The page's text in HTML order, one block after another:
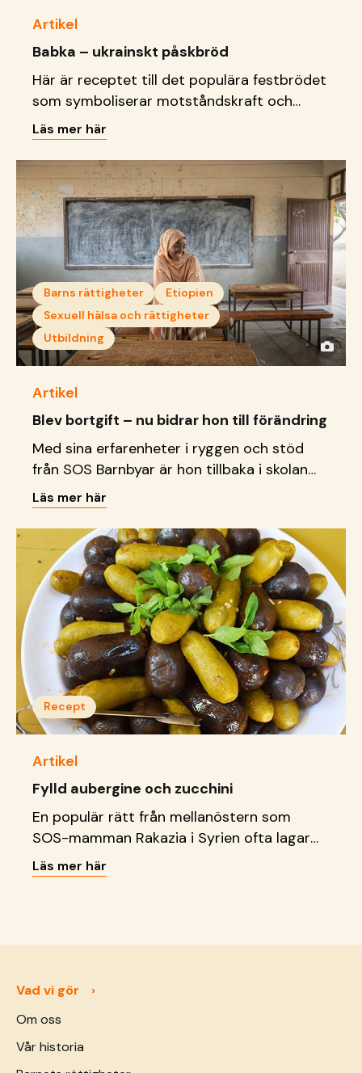
Artikel
Babka – ukrainskt påskbröd
Här är receptet till det populära festbrödet
som symboliserar motståndskraft och
samlar ukrainska familjer till påsk.
Läs mer här
Barns rättigheter
Etiopien
Sexuell hälsa och rättigheter
Utbildning
Artikel
Blev bortgift – nu bidrar hon till förändring
Med sina erfarenheter i ryggen och stöd
från SOS Barnbyar är hon tillbaka i skolan
och bidrar nu till att förändra situationen
och bryta sociala stigman.
Läs mer här
Recept
Artikel
Fylld aubergine och zucchini
En populär rätt från mellanöstern som
SOS-mamman Rakazia i Syrien ofta lagar
tillsammans med barnen.
Läs mer här
Vad vi gör
Om oss
Vår historia